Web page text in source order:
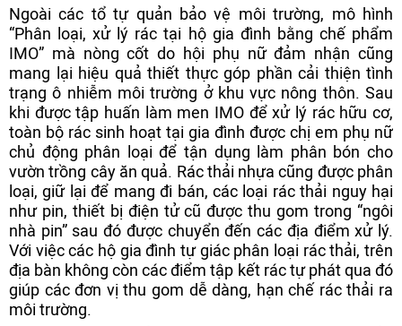
Ngoài các tổ tự quản bảo vệ môi trường, mô hình
“Phân loại, xử lý rác tại hộ gia đình bằng chế phẩm
IMO” mà nòng cốt do hội phụ nữ đảm nhận cũng
mang lại hiệu quả thiết thực góp phần cải thiện tình
trạng ô nhiễm môi trường ở khu vực nông thôn. Sau
khi được tập huấn làm men IMO để xử lý rác hữu cơ,
toàn bộ rác sinh hoạt tại gia đình được chị em phụ nữ
chủ động phân loại để tận dụng làm phân bón cho
vườn trồng cây ăn quả. Rác thải nhựa cũng được phân
loại, giữ lại để mang đi bán, các loại rác thải nguy hại
như pin, thiết bị điện tử cũ được thu gom trong “ngôi
nhà pin” sau đó được chuyển đến các địa điểm xử lý.
Với việc các hộ gia đình tự giác phân loại rác thải, trên
địa bàn không còn các điểm tập kết rác tự phát qua đó
giúp các đơn vị thu gom dễ dàng, hạn chế rác thải ra
môi trường.